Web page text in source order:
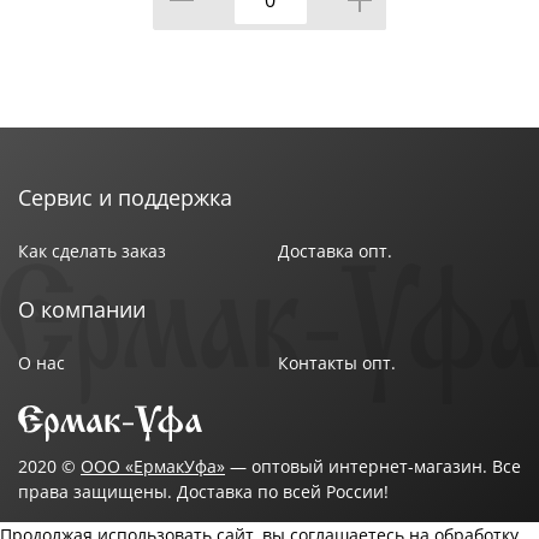
Сервис и поддержка
Как сделать заказ Доставка опт.
О компании
О нас Контакты опт.
2020 © ООО «ЕрмакУфа» — оптовый интернет-магазин. Все
права защищены. Доставка по всей России!